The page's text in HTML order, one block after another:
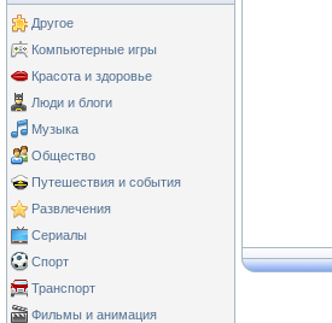
Другое
Компьютерные игры
Красота и здоровье
Люди и блоги
Музыка
Общество
Путешествия и события
Развлечения
Сериалы
Спорт
Транспорт
Фильмы и анимация